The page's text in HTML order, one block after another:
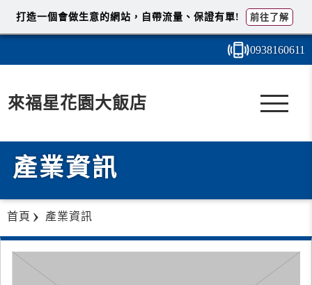
0938160611
來福星花園大飯店
產業資訊
首頁 產業資訊
打造一個會做生意的網站，自帶流量、保證有單! 前往了解